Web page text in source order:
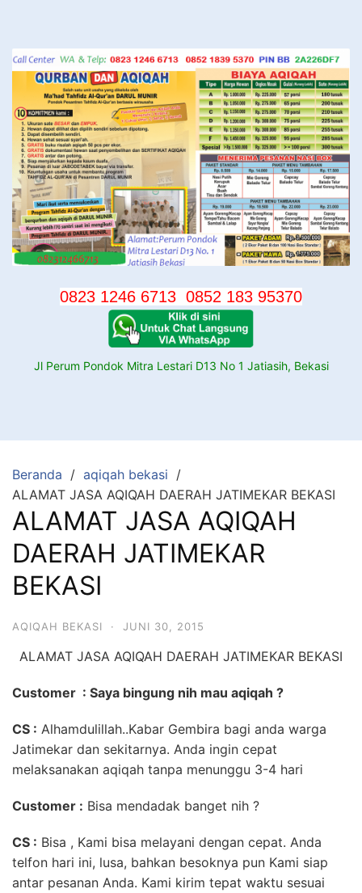
konten
0823 1246 6713 0852 183 95370
Jl Perum Pondok Mitra Lestari D13 No 1 Jatiasih, Bekasi
Beranda
aqiqah bekasi
ALAMAT JASA AQIQAH DAERAH JATIMEKAR BEKASI
ALAMAT JASA AQIQAH
DAERAH JATIMEKAR
BEKASI
AQIQAH BEKASI · JUNI 30, 2015
ALAMAT JASA AQIQAH DAERAH JATIMEKAR BEKASI
Customer : Saya bingung nih mau aqiqah ?
CS : Alhamdulillah..Kabar Gembira bagi anda warga
Jatimekar dan sekitarnya. Anda ingin cepat
melaksanakan aqiqah tanpa menunggu 3-4 hari
Customer : Bisa mendadak banget nih ?
CS : Bisa , Kami bisa melayani dengan cepat. Anda
telfon hari ini, lusa, bahkan besoknya pun Kami siap
antar pesanan Anda. Kami kirim tepat waktu sesuai